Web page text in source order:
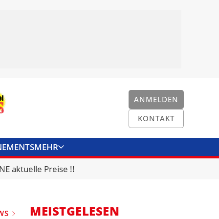
ANMELDEN
KONTAKT
MEHR
KONTAKT
aktuelle Preise !!
MEISTGELESEN